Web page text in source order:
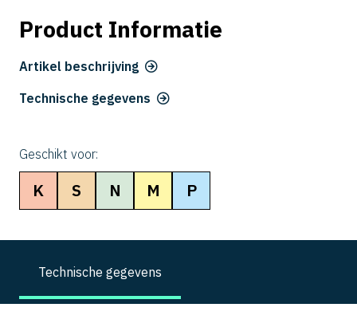
Product Informatie
Artikel beschrijving
Technische gegevens
Geschikt voor:
K S N M P
Technische gegevens